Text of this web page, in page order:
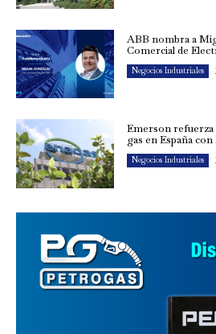
ABB nombra a
Comercial de
Negocios Industriales
Emerson refuerza
gas en España con
Negocios Industriales